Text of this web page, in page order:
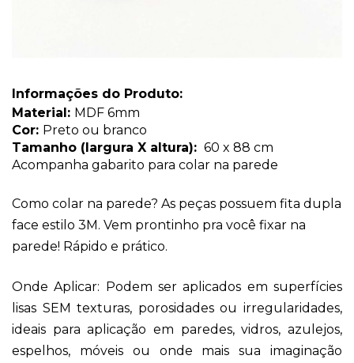
Informações do Produto:
Material: MDF 6mm
Cor: Preto ou branco
Tamanho (largura X altura): 60 x 88 cm
Acompanha gabarito para colar na parede
Como colar na parede? As peças possuem fita dupla
face estilo 3M. Vem prontinho pra você fixar na
parede! Rápido e prático.
Onde Aplicar: Podem ser aplicados em superfícies
lisas SEM texturas, porosidades ou irregularidades,
ideais para aplicação em paredes, vidros, azulejos,
espelhos, móveis ou onde mais sua imaginação